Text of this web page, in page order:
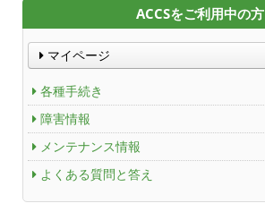
ACCSをご利用中の方
マイページ
各種手続き
障害情報
メンテナンス情報
よくある質問と答え